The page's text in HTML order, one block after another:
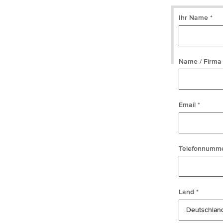
Ihr Name *
Name / Firma
Email *
Land *